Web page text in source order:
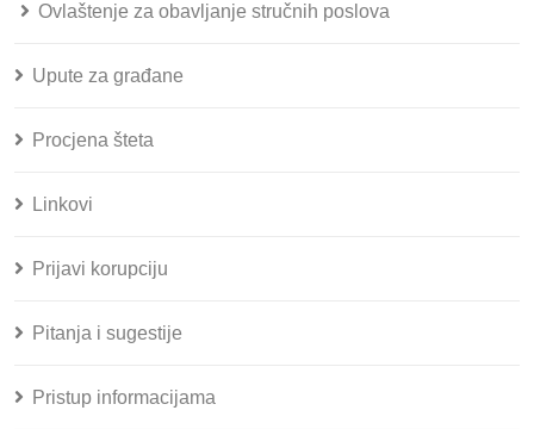
Ovlaštenje za obavljanje stručnih poslova
Upute za građane
Procjena šteta
Linkovi
Prijavi korupciju
Pitanja i sugestije
Pristup informacijama